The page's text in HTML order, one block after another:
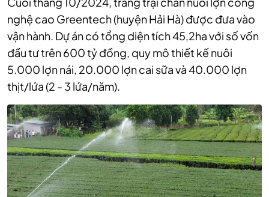
nghệ cao Greentech (huyện Hải Hà) được đưa vào
vận hành . Dự án có tổng diện tích 45,2ha với số vốn
đầu tư trên 600 tỷ đồng, quy mô thiết kế nuôi
5.000 lợn nái, 20.000 lợn cai sữa và 40.000 lợn
thịt/lứa (2 - 3 lứa/năm).